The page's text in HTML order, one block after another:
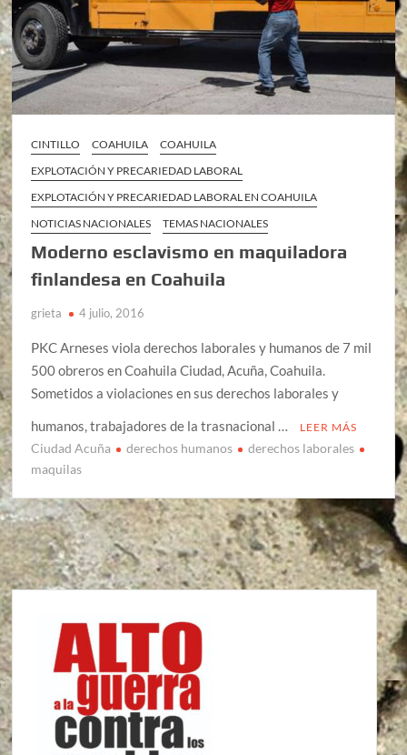
CINTILLO COAHUILA
COAHUILA
EXPLOTACIÓN Y PRECARIEDAD LABORAL
EXPLOTACIÓN Y PRECARIEDAD LABORAL EN COAHUILA
NOTICIAS NACIONALES
TEMAS NACIONALES
Moderno esclavismo en maquiladora
finlandesa en Coahuila
grieta 4 julio, 2016
PKC Arneses viola derechos laborales y humanos de 7 mil
500 obreros en Coahuila Ciudad, Acuña, Coahuila.
Sometidos a violaciones en sus derechos laborales y
humanos, trabajadores de la trasnacional …
LEER MÁS
Ciudad Acuña derechos humanos
derechos laborales
maquilas